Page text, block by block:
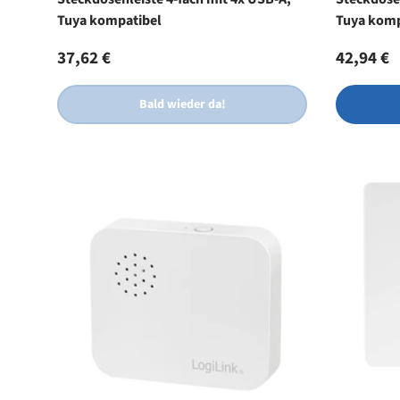
Tuya kompatibel
Normaler Preis
37,62 €
Bald wieder da!
Tuya
42,94 €